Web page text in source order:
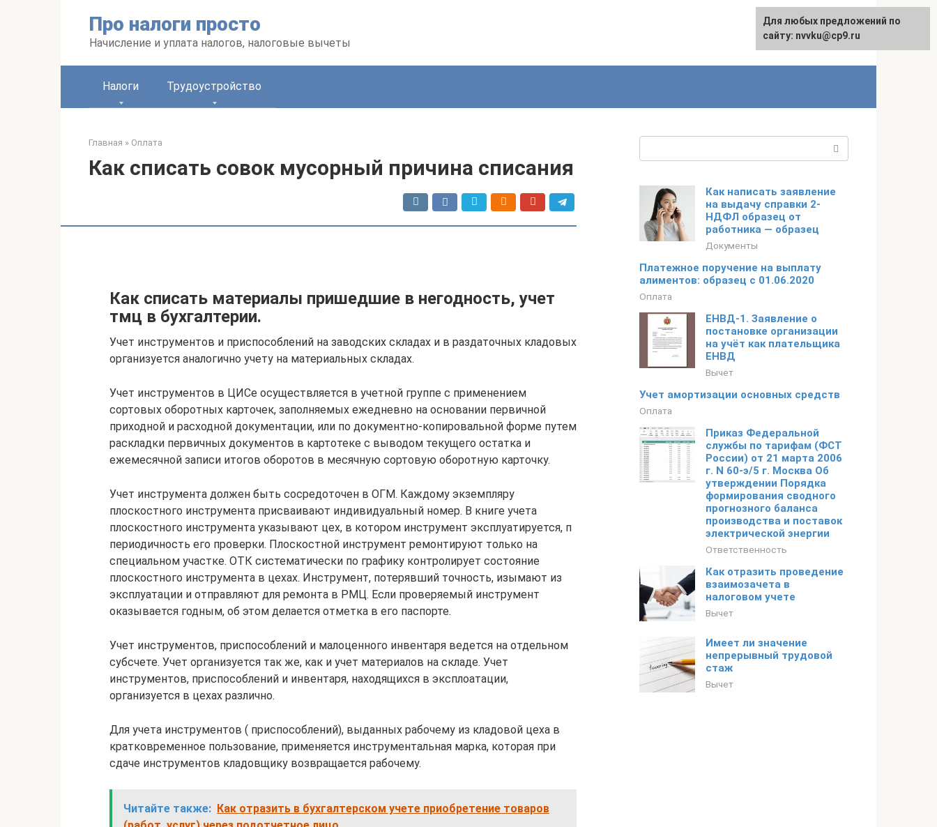
Про налоги просто
Начисление и уплата налогов, налоговые вычеты
English
Налоги Трудоустройство
Главная » Оплата
Как списать совок мусорный причина списания
Как списать материалы пришедшие в негодность, учет
тмц в бухгалтерии.
Учет инструментов и приспособлений на заводских складах и в раздаточных кладовых
организуется аналогично учету на материальных складах.
Учет инструментов в ЦИСе осуществляется в учетной группе с применением
сортовых оборотных карточек, заполняемых ежедневно на основании первичной
приходной и расходной документации, или по документно-копировальной форме путем
раскладки первичных документов в картотеке с выводом текущего остатка и
ежемесячной записи итогов оборотов в месячную сортовую оборотную карточку.
Учет инструмента должен быть сосредоточен в ОГМ. Каждому экземпляру
плоскостного инструмента присваивают индивидуальный номер. В книге учета
плоскостного инструмента указывают цех, в котором инструмент эксплуатируется, п
периодичность его проверки. Плоскостной инструмент ремонтируют только на
специальном участке. ОТК систематически по графику контролирует состояние
плоскостного инструмента в цехах. Инструмент, потерявший точность, изымают из
эксплуатации и отправляют для ремонта в РМЦ. Если проверяемый инструмент
оказывается годным, об этом делается отметка в его паспорте.
Учет инструментов, приспособлений и малоценного инвентаря ведется на отдельном
субсчете. Учет организуется так же, как и учет материалов на складе. Учет
инструментов, приспособлений и инвентаря, находящихся в эксплоатации,
организуется в цехах различно.
Для учета инструментов ( приспособлений), выданных рабочему из кладовой цеха в
кратковременное пользование, применяется инструментальная марка, которая при
сдаче инструментов кладовщику возвращается рабочему.
Читайте также: Как отразить в бухгалтерском учете приобретение товаров
Как написать заявление
на выдачу справки 2-
НДФЛ образец от
работника — образец
Документы
Платежное поручение на выплату
алиментов: образец с 01.06.2020
Оплата
ЕНВД-1. Заявление о
постановке организации
на учёт как плательщика
ЕНВД
Вычет
Учет амортизации основных средств
Оплата
Приказ Федеральной
службы по тарифам (ФСТ
России) от 21 марта 2006
г. N 60-э/5 г. Москва Об
утверждении Порядка
формирования сводного
прогнозного баланса
производства и поставок
электрической энергии
Ответственность
Как отразить проведение
взаимозачета в
налоговом учете
Вычет
Имеет ли значение
непрерывный трудовой
стаж
Вычет
Для любых предложений по
сайту: nvvku@cp9.ru